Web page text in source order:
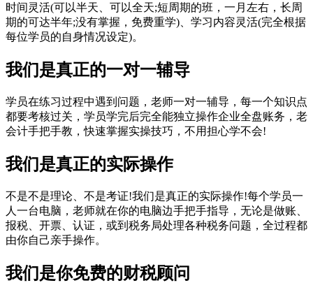
时间灵活(可以半天、可以全天;短周期的班，一月左右，长周
期的可达半年;没有掌握，免费重学)、学习内容灵活(完全根据
每位学员的自身情况设定)。
我们是真正的一对一辅导
学员在练习过程中遇到问题，老师一对一辅导，每一个知识点
都要考核过关，学员学完后完全能独立操作企业全盘账务，老
会计手把手教，快速掌握实操技巧，不用担心学不会!
我们是真正的实际操作
不是不是理论、不是考证!我们是真正的实际操作!每个学员一
人一台电脑，老师就在你的电脑边手把手指导，无论是做账、
报税、开票、认证，或到税务局处理各种税务问题，全过程都
由你自己亲手操作。
我们是你免费的财税顾问